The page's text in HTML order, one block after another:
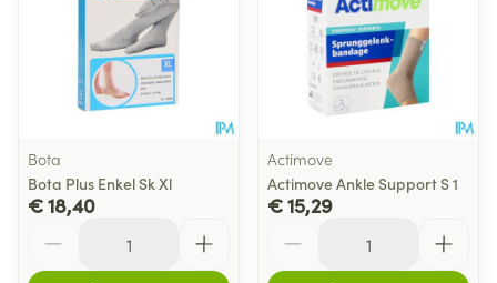
Bota
Bota Plus Enkel Sk Xl
€ 18,40
Actimove
Actimove Ankle Support S 1
€ 15,29